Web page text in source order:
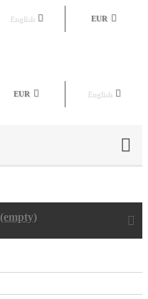
EUR
English
English
EUR
(empty)